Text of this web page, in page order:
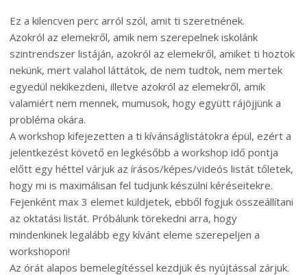
Ez a kilencven perc arról szól, amit ti szeretnének.
Azokról az elemekről, amik nem szerepelnek iskolánk
szintrendszer listáján, azokról az elemekről, amiket ti hoztok
nekünk, mert valahol láttátok, de nem tudtok, nem mertek
egyedül nekikezdeni, illetve azokról az elemekről, amik
valamiért nem mennek, mumusok, hogy együtt rájöjjünk a
probléma okára.
A workshop kifejezetten a ti kívánságlistátokra épül, ezért a
jelentkezést követő en legkésőbb a workshop idő pontja
előtt egy héttel várjuk az írásos/képes/videós listát tőletek,
hogy mi is maximálisan fel tudjunk készülni kéréseitekre.
Fejenként max 3 elemet küldjetek, ebből fogjuk összeállítani
az oktatási listát. Próbálunk törekedni arra, hogy
mindenkinek legalább egy kívánt eleme szerepeljen a
workshopon!
Az órát alapos bemelegítéssel kezdjük és nyújtással zárjuk.